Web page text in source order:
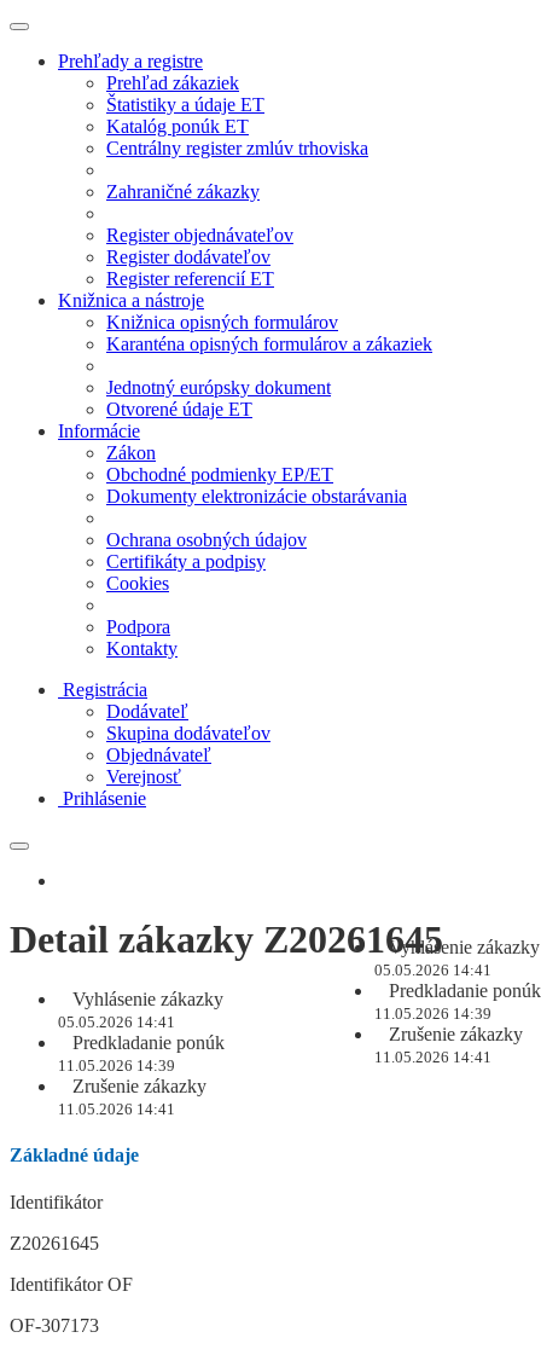
Prehľady a registre
Prehľad zákaziek
Štatistiky a údaje ET
Katalóg ponúk ET
Centrálny register zmlúv trhoviska
Zahraničné zákazky
Register objednávateľov
Register dodávateľov
Register referencií ET
Knižnica a nástroje
Knižnica opisných formulárov
Karanténa opisných formulárov a zákaziek
Jednotný európsky dokument
Otvorené údaje ET
Informácie
Zákon
Obchodné podmienky EP/ET
Dokumenty elektronizácie obstarávania
Ochrana osobných údajov
Certifikáty a podpisy
Cookies
Podpora
Kontakty
Registrácia
Dodávateľ
Skupina dodávateľov
Objednávateľ
Verejnosť
Prihlásenie
Vyhlásenie zákazky
05.05.2026 14:41
Predkladanie ponúk
11.05.2026 14:39
Zrušenie zákazky
11.05.2026 14:41
Detail zákazky Z20261645
Vyhlásenie zákazky
05.05.2026 14:41
Predkladanie ponúk
11.05.2026 14:39
Zrušenie zákazky
11.05.2026 14:41
Základné údaje
Identifikátor
Z20261645
Identifikátor OF
OF-307173